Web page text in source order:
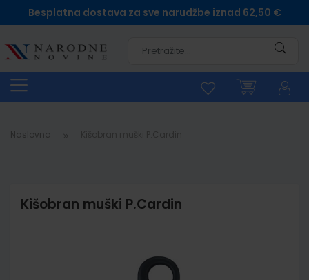
Besplatna dostava za sve narudžbe iznad 62,50 €
Naslovna
Kišobran muški P.Cardin